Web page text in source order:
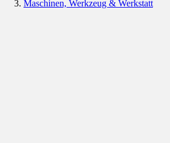
Maschinen, Werkzeug & Werkstatt